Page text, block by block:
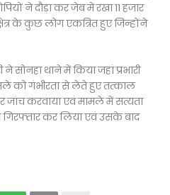
ने दौड़ा कर जेब में रखा 11 हजार
के कुछ लोग एकत्रित हुए जिन्होंने
थाने में किया जहां प्रभारी
को गंभीरता से लेते हुए तत्काल
जांच करवाया एवं मामले में सत्यता
कर लिया एवं उसके बाद